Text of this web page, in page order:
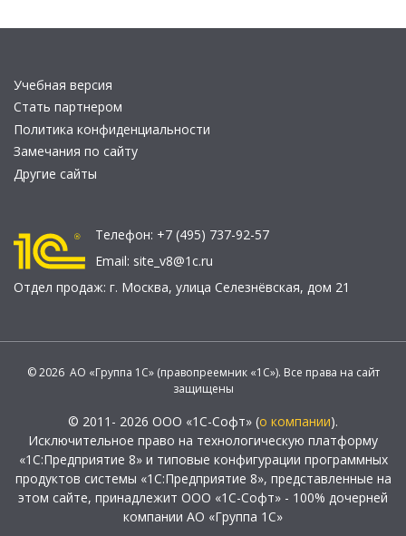
Учебная версия
Стать партнером
Политика конфиденциальности
Замечания по сайту
Другие сайты
Телефон: +7 (495) 737-92-57
Email: site_v8@1c.ru
Отдел продаж: г. Москва, улица Селезнёвская, дом 21
© 2026 АО «Группа 1С» (правопреемник «1С»). Все права на сайт
защищены
© 2011- 2026 ООО «1С-Софт» (о компании).
Исключительное право на технологическую платформу
«1С:Предприятие 8» и типовые конфигурации программных
продуктов системы «1С:Предприятие 8», представленные на
этом сайте, принадлежит ООО «1С-Софт» - 100% дочерней
компании АО «Группа 1С»